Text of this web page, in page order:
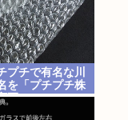
プチで有名な川
を「プチプチ株
更www